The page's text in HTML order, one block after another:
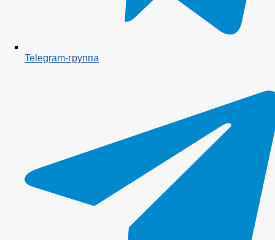
Telegram-группа